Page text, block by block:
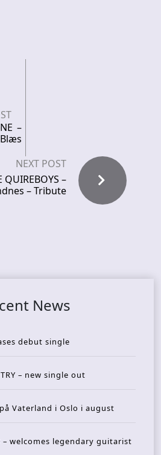
–
NEXT POST
QUIREBOYS –
– Tribute
News
debut single
– new single out
Vaterland i Oslo i august
– welcomes legendary guitarist